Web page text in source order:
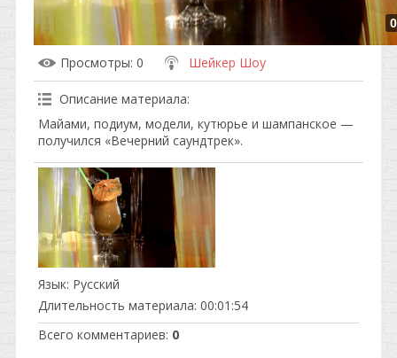
Просмотры: 0 Шейкер Шоу
Описание материала:
Майами, подиум, модели, кутюрье и шампанское —
получился «Вечерний саундтрек».
Язык: Русский
Длительность материала: 00:01:54
Всего комментариев: 0